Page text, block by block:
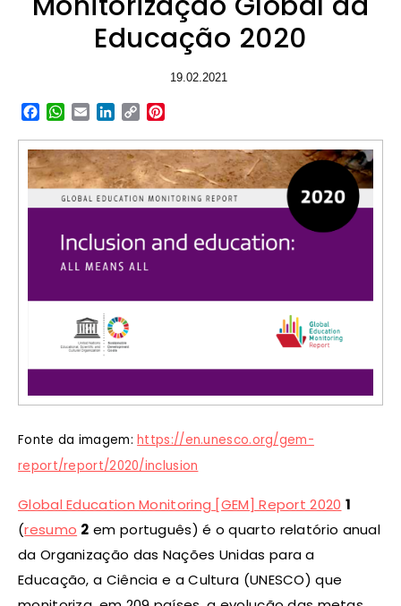
Educação 2020
19.02.2021
Facebook
WhatsApp
EmailLinkedIn
Copy
Fonte da imagem:https://en.unesco.org/gem-
report/report/2020/inclusion
Global Education Monitoring [GEM] Report 2020 1
(resumo 2 em português) é o quarto relatório anual
da Organização das Nações Unidas para a
Educação, a Ciência e a Cultura (UNESCO) que